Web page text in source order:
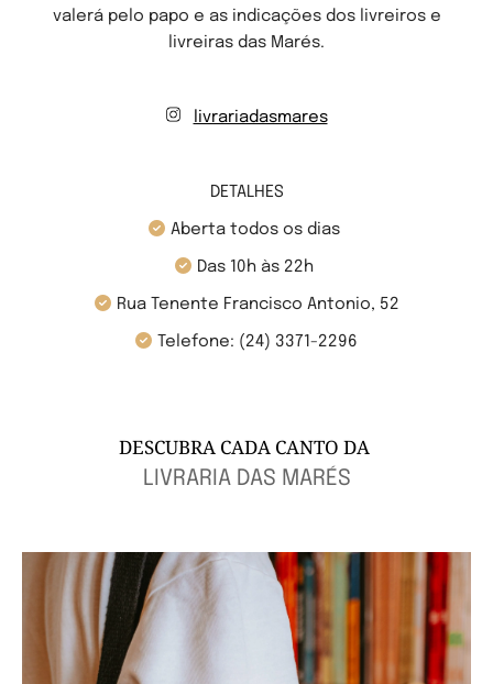
valerá pelo papo e as indicações dos livreiros e
livreiras das Marés.
livrariadasmares
DETALHES
Aberta todos os dias
Das 10h às 22h
Rua Tenente Francisco Antonio, 52
Telefone: (24) 3371-2296
DESCUBRA CADA CANTO DA
LIVRARIA DAS MARÉS